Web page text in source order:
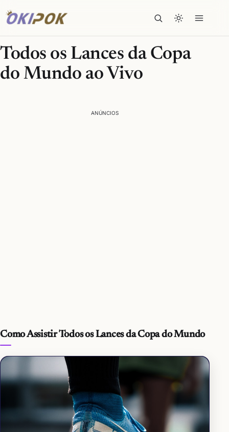
Todos os Lances da Copa
do Mundo ao Vivo
ANÚNCIOS
Como Assistir Todos os Lances da Copa do Mundo